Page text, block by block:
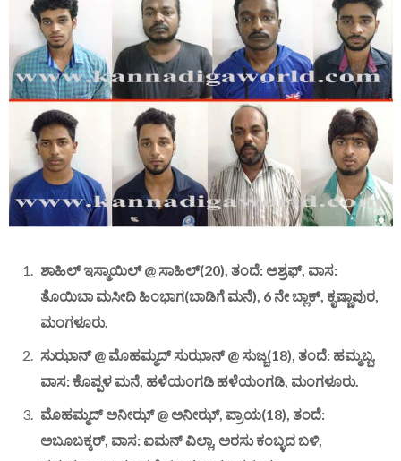
ಶಾಹಿಲ್ ಇಸ್ಮಾಯಿಲ್ @ ಸಾಹಿಲ್(20), ತಂದೆ: ಅಶ್ರಫ್, ವಾಸ:
ತೊಯಿಬಾ ಮಸೀದಿ ಹಿಂಭಾಗ(ಬಾಡಿಗೆ ಮನೆ), 6 ನೇ ಬ್ಲಾಕ್, ಕೃಷ್ಣಾಪುರ,
ಮಂಗಳೂರು.
ಸುಝಾನ್ @ ಮೊಹಮ್ಮದ್ ಸುಝಾನ್ @ ಸುಜ್ಜ(18), ತಂದೆ: ಹಮ್ಮಬ್ಬ,
ವಾಸ: ಕೊಪ್ಪಳ ಮನೆ, ಹಳೆಯಂಗಡಿ ಹಳೆಯಂಗಡಿ, ಮಂಗಳೂರು.
ಮೊಹಮ್ಮದ್ ಅನೀಝ್ @ ಅನೀಝ್, ಪ್ರಾಯ(18), ತಂದೆ:
ಅಬೂಬಕ್ಕರ್, ವಾಸ: ಐಮನ್ ವಿಲ್ಲಾ, ಅರಸು ಕಂಬ್ಳದ ಬಳಿ,